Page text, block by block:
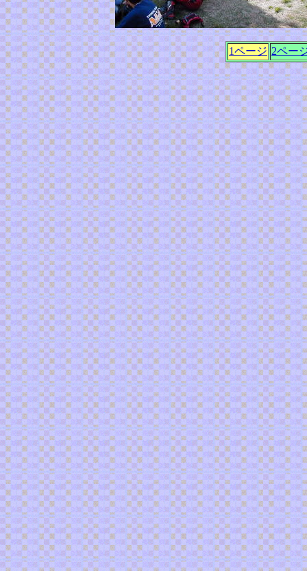
1ページ 2ペー